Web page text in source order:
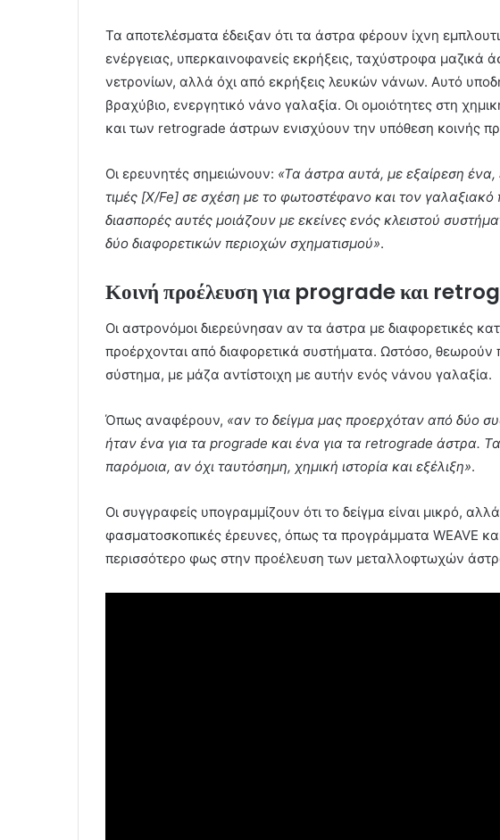
Τα αποτελέσματα έδειξαν ότι τα άστρα φέρουν ίχνη
ενέργειας, υπερκαινοφανείς εκρήξεις, ταχύστροφα μαζικά
νετρονίων, αλλά όχι από εκρήξεις λευκών νάνων. Αυτό
βραχύβιο, ενεργητικό νάνο γαλαξία. Οι ομοιότητες στη
και των retrograde άστρων ενισχύουν την υπόθεση κοινής
Οι ερευνητές σημειώνουν: «Τα άστρα αυτά, με εξαίρεση ένα,
τιμές [X/Fe] σε σχέση με το φωτοστέφανο και τον γαλαξιακό
διασπορές αυτές μοιάζουν με εκείνες ενός κλειστού
δύο διαφορετικών περιοχών σχηματισμού».
Κοινή προέλευση για prograde και
Οι αστρονόμοι διερεύνησαν αν τα άστρα με διαφορετικές
προέρχονται από διαφορετικά συστήματα. Ωστόσο, θεωρούν
σύστημα, με μάζα αντίστοιχη με αυτήν ενός νάνου γαλαξία.
Όπως αναφέρουν, «αν το δείγμα μας προερχόταν από δύο
ήταν ένα για τα prograde και ένα για τα retrograde άστρα.
παρόμοια, αν όχι ταυτόσημη, χημική ιστορία και εξέλιξη».
Οι συγγραφείς υπογραμμίζουν ότι το δείγμα είναι μικρό,
φασματοσκοπικές έρευνες, όπως τα προγράμματα WEAVE
περισσότερο φως στην προέλευση των μεταλλοφτωχών